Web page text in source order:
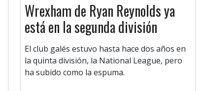
Wrexham de Ryan Reynolds ya
está en la segunda división
El club galés estuvo hasta hace dos años en
la quinta división, la National League, pero
ha subido como la espuma.